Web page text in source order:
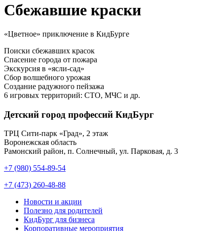
Сбежавшие краски
«Цветное» приключение в КидБурге
Поиски сбежавших красок
Спасение города от пожара
Экскурсия в «ясли-сад»
Сбор волшебного урожая
Создание радужного пейзажа
6 игровых территорий: СТО, МЧС и др.
Детский город профессий КидБург
ТРЦ Сити-парк «Град», 2 этаж
Воронежская область
Рамонский район, п. Солнечный, ул. Парковая, д. 3
+7 (980) 554-89-54
+7 (473) 260-48-88
Новости и акции
Полезно для родителей
КидБург для бизнеса
Корпоративные мероприятия